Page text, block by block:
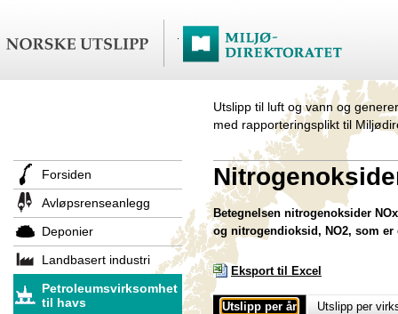
Utslipp til luft og vann og
med rapporteringsplikt til
Forsiden
Avløpsrenseanlegg
Deponier
Landbasert industri
Petroleumsvirksomhet
til havs
Betegnelsen nitrogenoksider
og nitrogendioksid, NO2, som
Eksport til Excel
Utslipp per år Utslipp per